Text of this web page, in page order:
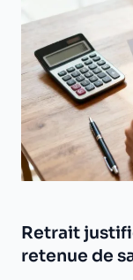
Retrait
retenue de